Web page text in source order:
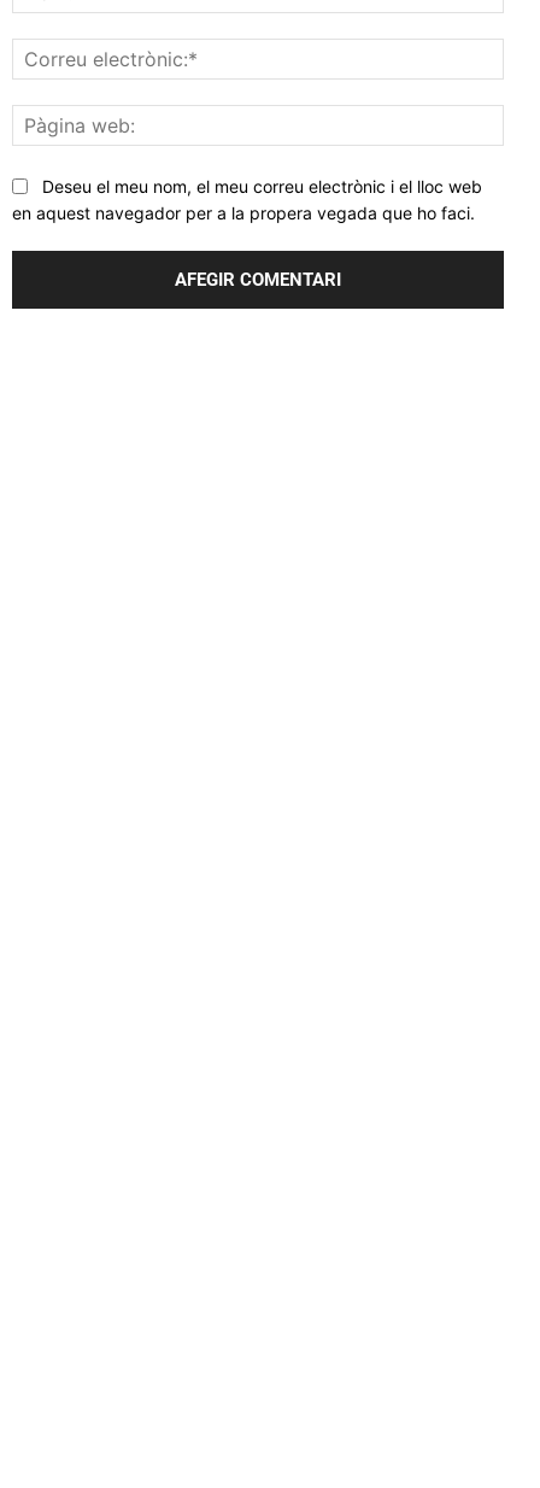
web:
Deseu el meu nom, el meu correu electrònic i el lloc web
en aquest navegador per a la propera vegada que ho faci.